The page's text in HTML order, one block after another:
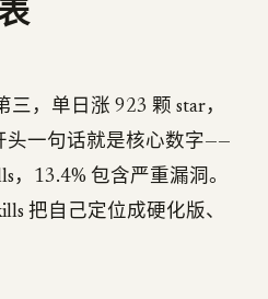
，单日涨 923 颗 star，
头一句话就是核心数字——
，13.4% 包含严重漏洞。
把自己定位成硬化版、